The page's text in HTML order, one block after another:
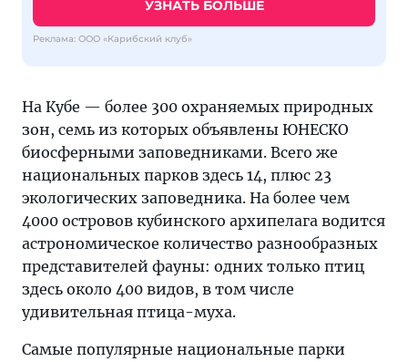
УЗНАТЬ БОЛЬШЕ
Реклама: ООО «Карибский клуб»
На Кубе — более 300 охраняемых природных
зон, семь из которых объявлены ЮНЕСКО
биосферными заповедниками. Всего же
национальных парков здесь 14, плюс 23
экологических заповедника. На более чем
4000 островов кубинского архипелага водится
астрономическое количество разнообразных
представителей фауны: одних только птиц
здесь около 400 видов, в том числе
удивительная птица-муха.
Самые популярные национальные парки